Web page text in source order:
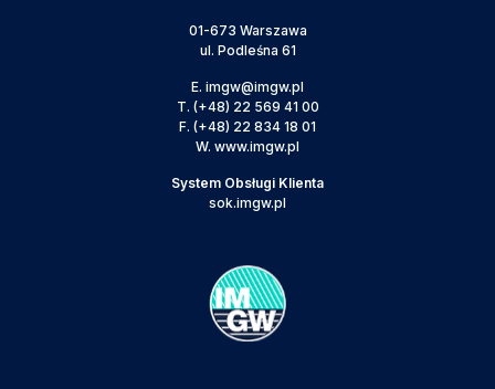
01-673 Warszawa
ul. Podleśna 61
E. imgw@imgw.pl
T. (+48) 22 569 41 00
F. (+48) 22 834 18 01
W. www.imgw.pl
System Obsługi Klienta
sok.imgw.pl